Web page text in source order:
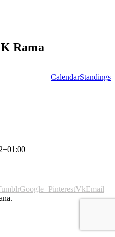
Rama
CalendarStandings
Google+PinterestVkEmail